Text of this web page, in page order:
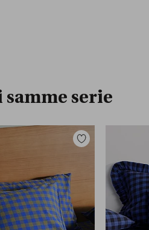
serie
Tilføj